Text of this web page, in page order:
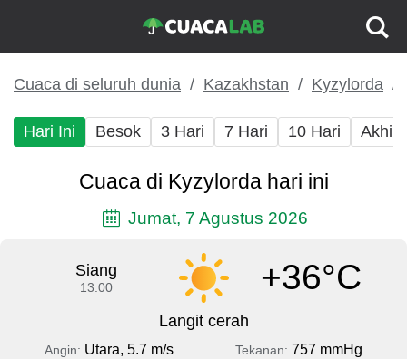
Cuaca di seluruh dunia Kazakhstan Kyzylorda
Hari Ini Besok 3 Hari 7 Hari 10 Hari Akhir
Cuaca di Kyzylorda hari ini
Jumat, 7 Agustus 2026
Siang
13:00 +36°C
Langit cerah
Angin: Utara, 5.7 m/s Tekanan: 757 mmHg